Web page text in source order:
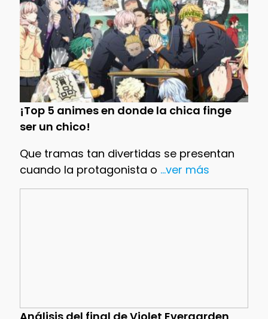
¡Top 5 animes en donde la chica finge
ser un chico!
Que tramas tan divertidas se presentan
cuando la protagonista o ...ver más